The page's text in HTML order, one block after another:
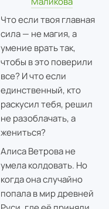
Что если твоя главная
сила — не магия, а
умение врать так,
чтобы в это поверили
все? И что если
единственный, кто
раскусил тебя, решил
не разоблачать, а
жениться?
Алиса Ветрова не
умела колдовать. Но
когда она случайно
попала в мир древней